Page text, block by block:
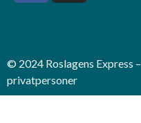
© 2024 Roslagens Express
privatpersoner